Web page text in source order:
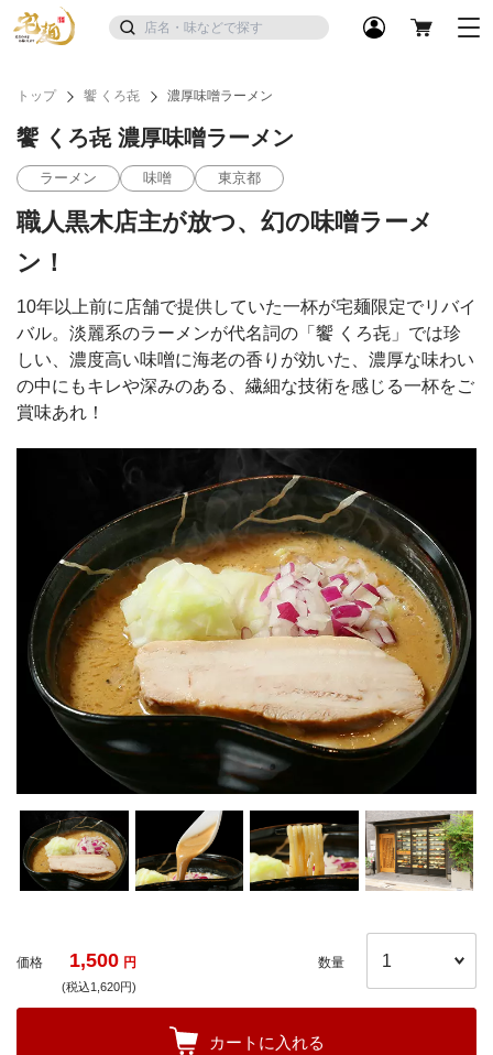
トップ 饗 くろ㐂 濃厚味噌ラーメン
饗 くろ㐂 濃厚味噌ラーメン
ラーメン 味噌 東京都
職人黒木店主が放つ、幻の味噌ラーメ
ン！
10年以上前に店舗で提供していた一杯が宅麺限定でリバイ
バル。淡麗系のラーメンが代名詞の「饗 くろ㐂」では珍
しい、濃度高い味噌に海老の香りが効いた、濃厚な味わい
の中にもキレや深みのある、繊細な技術を感じる一杯をご
賞味あれ！
価格 1,500 円
(税込1,620円)
数量
カートに入れる